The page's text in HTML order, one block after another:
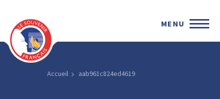
MENU
Accueil aab961c824ed4619